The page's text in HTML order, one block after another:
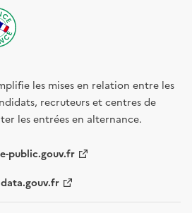
les mises en relation entre les
recruteurs et centres de
les entrées en alternance.
public.gouv.fr
data.gouv.fr